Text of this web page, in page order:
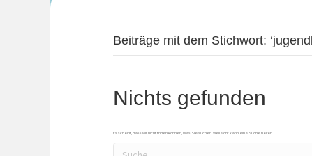
Beiträge mit dem Stichwort:
Nichts gefunden
Es scheint, dass wir nicht finden können, was Sie suchen. Vielleicht kann eine Suche helfen.